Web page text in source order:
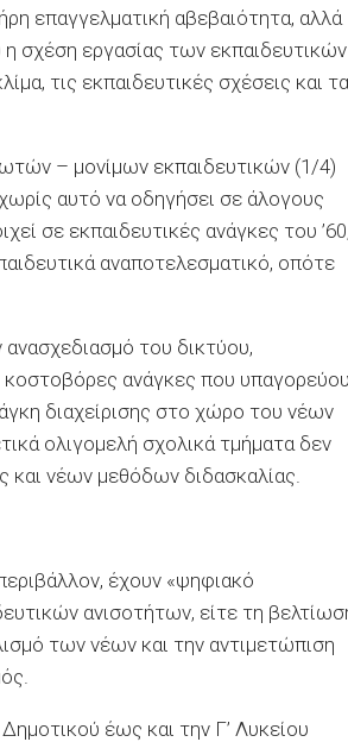
επαγγελματική αβεβαιότητα, αλλά
σχέση εργασίας των εκπαιδευτικών
τις εκπαιδευτικές σχέσεις και τα
– μονίμων εκπαιδευτικών (1/4)
αυτό να οδηγήσει σε άλογους
σε εκπαιδευτικές ανάγκες του
αναποτελεσματικό, οπότε
του δικτύου,
ανάγκες που
διαχείρισης στο χώρο του νέων
ολιγομελή σχολικά τμήματα δεν
και νέων μεθόδων διδασκαλίας.
έχουν «ψηφιακό
ανισοτήτων, είτε τη
των νέων και την αντιμετώπιση
έως και την Γ’ Λυκείου